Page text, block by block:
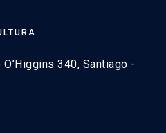
340, Santiago -